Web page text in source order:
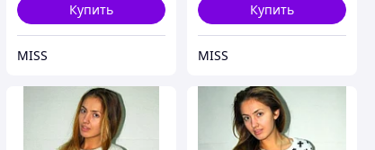
Купить
MISS
Купить
MISS